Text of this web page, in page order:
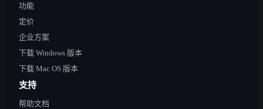
功能
定价
企业方案
下载 Windows 版本
下载 Mac OS 版本
支持
帮助文档